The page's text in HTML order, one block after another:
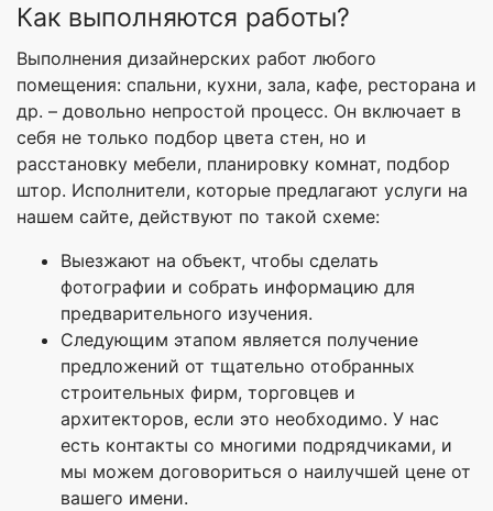
Как выполняются работы?
Выполнения дизайнерских работ любого
помещения: спальни, кухни, зала, кафе, ресторана и
др. – довольно непростой процесс. Он включает в
себя не только подбор цвета стен, но и
расстановку мебели, планировку комнат, подбор
штор. Исполнители, которые предлагают услуги на
нашем сайте, действуют по такой схеме:
Выезжают на объект, чтобы сделать
фотографии и собрать информацию для
предварительного изучения.
Следующим этапом является получение
предложений от тщательно отобранных
строительных фирм, торговцев и
архитекторов, если это необходимо. У нас
есть контакты со многими подрядчиками, и
мы можем договориться о наилучшей цене от
вашего имени.